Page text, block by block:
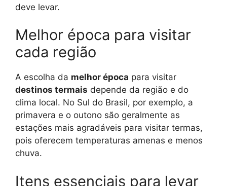
deve levar.
Melhor época para visitar
cada região
A escolha da melhor época para visitar
destinos termais depende da região e do
clima local. No Sul do Brasil, por exemplo, a
primavera e o outono são geralmente as
estações mais agradáveis para visitar termas,
pois oferecem temperaturas amenas e menos
chuva.
Itens essenciais para levar